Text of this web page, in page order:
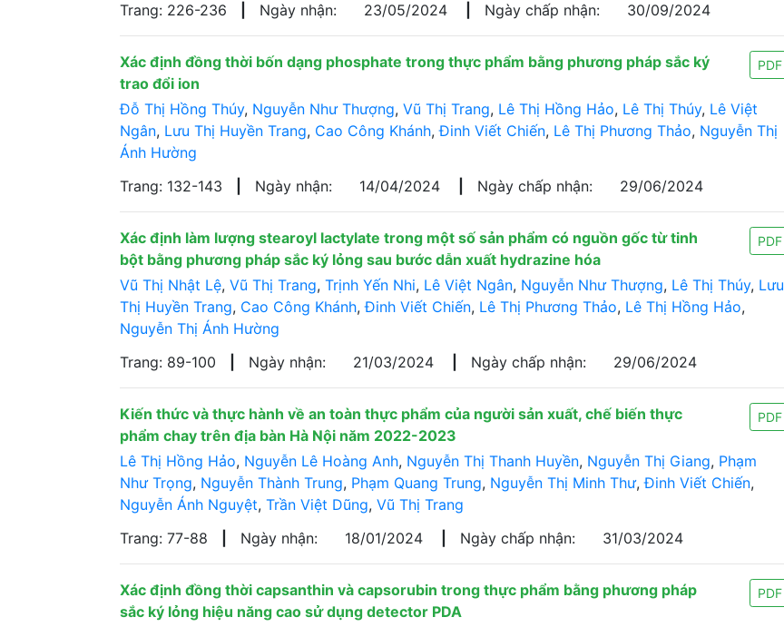
Trang: 226-236
Ngày nhận: 23/05/2024 Ngày chấp nhận: 30/09/2024
Xác định đồng thời bốn dạng phosphate trong thực phẩm bằng phương pháp sắc ký
trao đổi ion
PDF
Đỗ Thị Hồng Thúy, Nguyễn Như Thượng, Vũ Thị Trang, Lê Thị Hồng Hảo, Lê Thị Thúy, Lê Việt
Ngân, Lưu Thị Huyền Trang, Cao Công Khánh,Đinh Viết Chiến, Lê Thị Phương Thảo, Nguyễn Thị
Ánh Hường
Trang: 132-143
Ngày nhận: 14/04/2024 Ngày chấp nhận: 29/06/2024
Xác định làm lượng stearoyl lactylate trong một số sản phẩm có nguồn gốc từ tinh
bột bằng phương pháp sắc ký lỏng sau bước dẫn xuất hydrazine hóa
PDF
Vũ Thị Nhật Lệ, Vũ Thị Trang, Trịnh Yến Nhi, Lê Việt Ngân, Nguyễn Như Thượng, Lê Thị Thúy, Lưu
Thị Huyền Trang, Cao Công Khánh,Đinh Viết Chiến, Lê Thị Phương Thảo, Lê Thị Hồng Hảo,
Nguyễn Thị Ánh Hường
Trang: 89-100
Ngày nhận: 21/03/2024 Ngày chấp nhận: 29/06/2024
Kiến thức và thực hành về an toàn thực phẩm của người sản xuất, chế biến thực
phẩm chay trên địa bàn Hà Nội năm 2022-2023
PDF
Lê Thị Hồng Hảo, Nguyễn Lê Hoàng Anh, Nguyễn Thị Thanh Huyền, Nguyễn Thị Giang, Phạm
Như Trọng, Nguyễn Thành Trung, Phạm Quang Trung, Nguyễn Thị Minh Thư,Đinh Viết Chiến,
Nguyễn Ánh Nguyệt, Trần Việt Dũng, Vũ Thị Trang
Trang: 77-88
Ngày nhận: 18/01/2024 Ngày chấp nhận: 31/03/2024
Xác định đồng thời capsanthin và capsorubin trong thực phẩm bằng phương pháp
sắc ký lỏng hiệu năng cao sử dụng detector PDA
PDF